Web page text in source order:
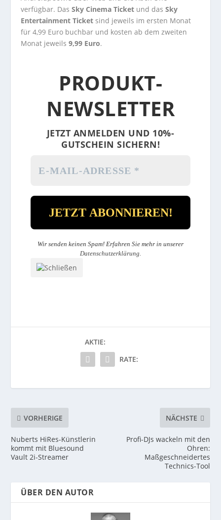
verfügbar. DasSky Cinema Ticket und das Sky
Entertainment Ticket sind jeweils im ersten Monat
für 4,99 Euro buchbar und kosten ab dem zweiten
Monat jeweils 9,99 Euro.
PRODUKT-
NEWSLETTER
JETZT ANMELDEN UND 10%-
GUTSCHEIN SICHERN!
Wir senden keinen Spam! Erfahren Sie mehr in unserer
Datenschutzerklärung.
AKTIE:
RATE:
VORHERIGE
Nuberts HiRes-Künstlerin
kommt mit Bluesound
Vault 2i-Streamer
NÄCHSTE
Profi-DJs wackeln mit den
Ohren:
Maßgeschneidertes
Technics-Tool
ÜBER DEN AUTOR